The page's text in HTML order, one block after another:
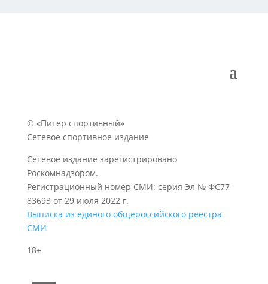
© «Питер спортивный»
Сетевое спортивное издание
Сетевое издание зарегистрировано
Роскомнадзором.
Регистрационный номер СМИ: серия Эл № ФС77-
83693 от 29 июля 2022 г.
Выписка из единого общероссийского реестра
СМИ
18+